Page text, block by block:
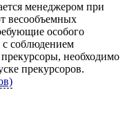
менеджером при
весообъемных
особого
с соблюдением
необходимо
прекурсоров.